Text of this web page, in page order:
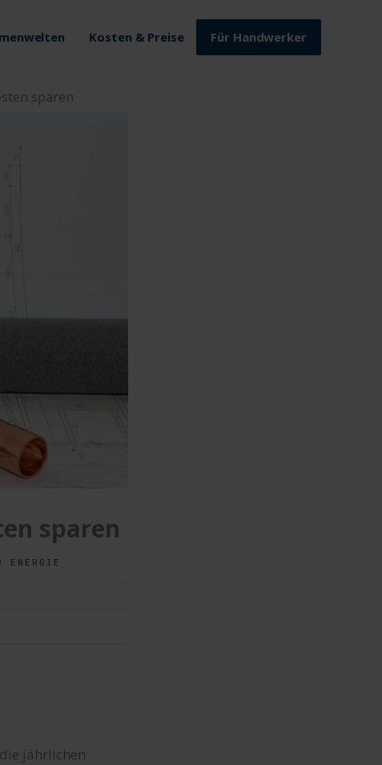
Kosten & Preise Für Handwerker
sparen
sparen
ENERGIE
jährlichen